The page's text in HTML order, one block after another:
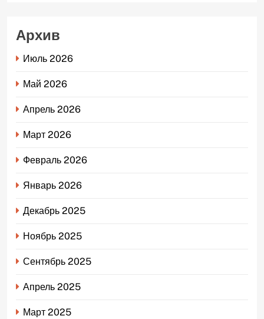
Архив
Июль 2026
Май 2026
Апрель 2026
Март 2026
Февраль 2026
Январь 2026
Декабрь 2025
Ноябрь 2025
Сентябрь 2025
Апрель 2025
Март 2025